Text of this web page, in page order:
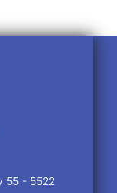
55 - 5522